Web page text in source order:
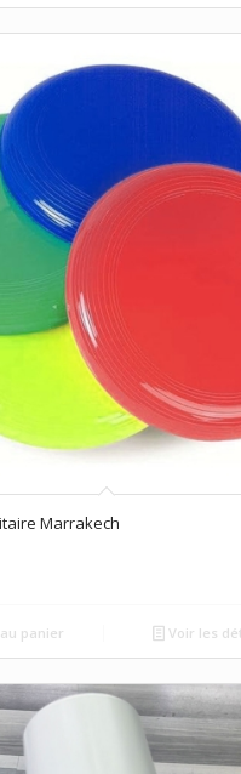
Marrakech
panier Voir les